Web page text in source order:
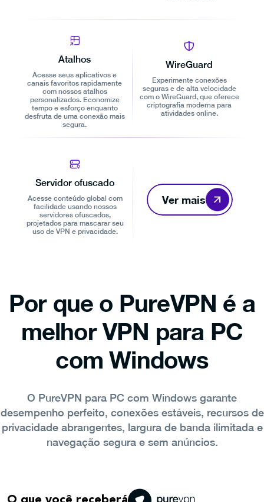
Atalhos
Acesse seus aplicativos e
canais favoritos rapidamente
com nossos atalhos
personalizados. Economize
tempo e esforço enquanto
desfruta de uma conexão mais
segura.
WireGuard
Experimente conexões
seguras e de alta velocidade
com o WireGuard, que oferece
criptografia moderna para
atividades online.
Servidor ofuscado
Acesse conteúdo global com
facilidade usando nossos
servidores ofuscados,
projetados para mascarar seu
uso de VPN e privacidade.
Ver mais
Por que o PureVPN é a
melhor VPN para PC
com Windows
O PureVPN para PC com Windows garante
desempenho perfeito, conexões estáveis, recursos de
privacidade abrangentes, largura de banda ilimitada e
navegação segura e sem anúncios.